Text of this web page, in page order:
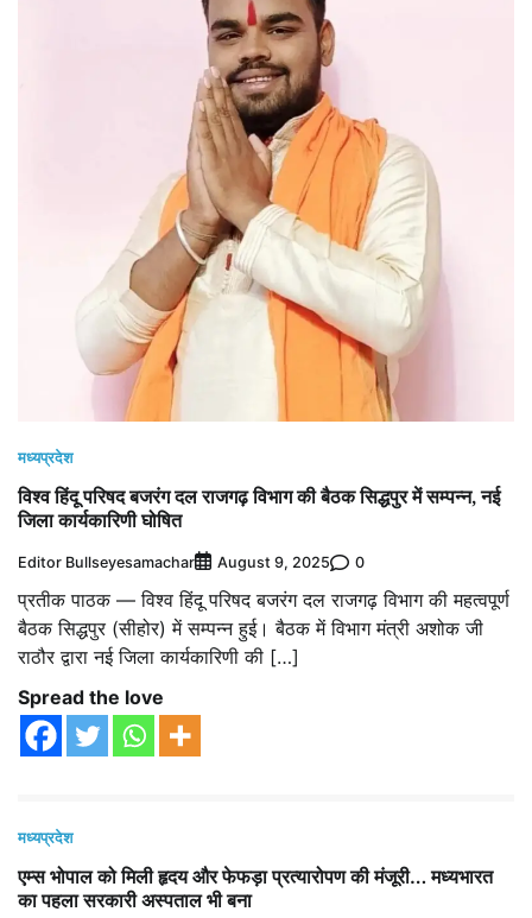
मध्यप्रदेश
विश्व हिंदू परिषद बजरंग दल राजगढ़ विभाग की बैठक सिद्धपुर में सम्पन्न, नई
जिला कार्यकारिणी घोषित
Editor Bullseyesamachar August 9, 2025 0
प्रतीक पाठक — विश्व हिंदू परिषद बजरंग दल राजगढ़ विभाग की महत्वपूर्ण
बैठक सिद्धपुर (सीहोर) में सम्पन्न हुई। बैठक में विभाग मंत्री अशोक जी
राठौर द्वारा नई जिला कार्यकारिणी की […]
Spread the love
मध्यप्रदेश
एम्स भोपाल को मिली हृदय और फेफड़ा प्रत्यारोपण की मंजूरी… मध्यभारत
का पहला सरकारी अस्पताल भी बना